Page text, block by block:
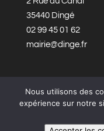
35440 Dingé
02 99 45 01 62
mairie@dinge.fr
Réalisation ©
Nous utilisons des
expérience sur notre